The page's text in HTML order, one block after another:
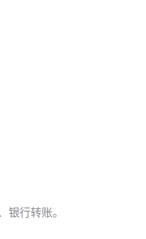
银行转账。